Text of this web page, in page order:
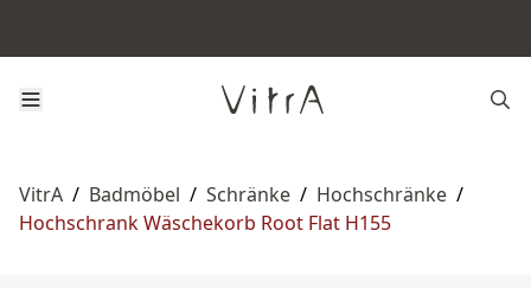
VitrA / Badmöbel / Schränke / Hochschränke /
Hochschrank Wäschekorb Root Flat H155